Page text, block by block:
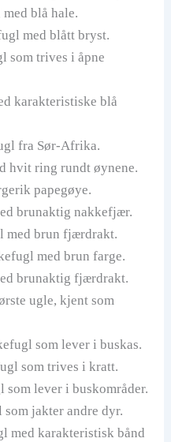
blå hale.
med blått bryst.
som trives i åpne
karakteristiske blå
fra Sør-Afrika.
hvit ring rundt øynene.
papegøye.
brunaktig nakkefjær.
med brun fjærdrakt.
med brun farge.
brunaktig fjærdrakt.
ugle, kjent som
som lever i buskas.
som trives i kratt.
som lever i buskområder.
jakter andre dyr.
med karakteristisk bånd